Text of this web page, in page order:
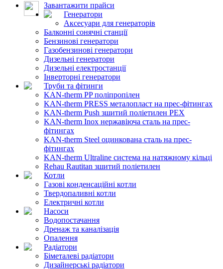
Завантажити прайси
Генератори
Аксесуари для генераторів
Балконні сонячні станції
Бензинові генератори
Газобензинові генератори
Дизельні генератори
Дизельні електростанції
Інверторні генератори
Труби та фітинги
KAN-therm PP поліпропілен
KAN-therm PRESS металопласт на прес-фітингах
KAN-therm Push зшитий поліетилен PEX
KAN-therm Inox нержавіюча сталь на прес-
фітингах
KAN-therm Steel оцинкована сталь на прес-
фітингах
KAN-therm Ultraline система на натяжному кільці
Rehau Rautitan зшитий поліетилен
Котли
Газові конденсаційні котли
Твердопаливні котли
Електричні котли
Насоси
Водопостачання
Дренаж та каналізація
Опалення
Радіатори
Біметалеві радіатори
Дизайнерські радіатори